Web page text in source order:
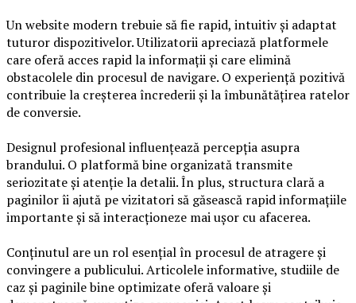
Un website modern trebuie să fie rapid, intuitiv și adaptat
tuturor dispozitivelor. Utilizatorii apreciază platformele
care oferă acces rapid la informații și care elimină
obstacolele din procesul de navigare. O experiență pozitivă
contribuie la creșterea încrederii și la îmbunătățirea ratelor
de conversie.
Designul profesional influențează percepția asupra
brandului. O platformă bine organizată transmite
seriozitate și atenție la detalii. În plus, structura clară a
paginilor îi ajută pe vizitatori să găsească rapid informațiile
importante și să interacționeze mai ușor cu afacerea.
Conținutul are un rol esențial în procesul de atragere și
convingere a publicului. Articolele informative, studiile de
caz și paginile bine optimizate oferă valoare și